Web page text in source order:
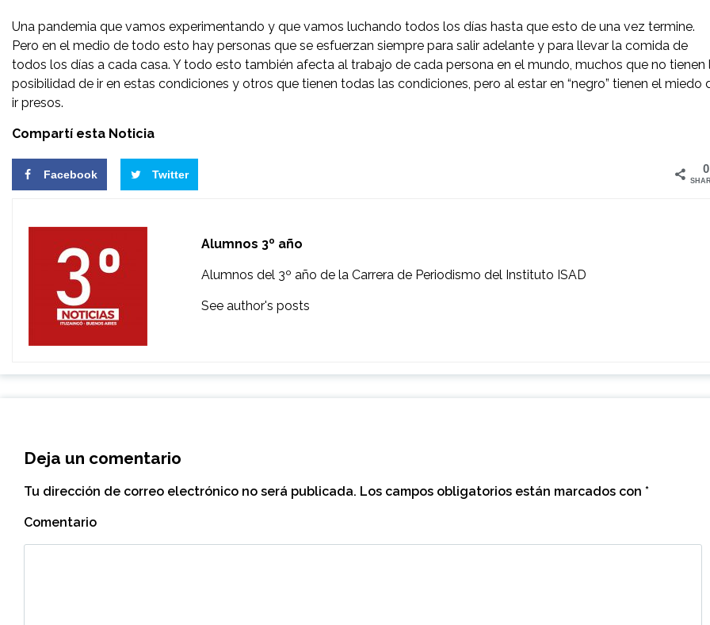
Una pandemia que vamos experimentando y que vamos luchando todos los días hasta que esto de una vez termine.
Pero en el medio de todo esto hay personas que se esfuerzan siempre para salir adelante y para llevar la comida de
todos los días a cada casa. Y todo esto también afecta al trabajo de cada persona en el mundo, muchos que no tienen
posibilidad de ir en estas condiciones y otros que tienen todas las condiciones, pero al estar en “negro” tienen el miedo
ir presos.
Compartí esta Noticia
Facebook Twitter 0
Alumnos 3º año
Alumnos del 3º año de la Carrera de Periodismo del Instituto ISAD
See author's posts
Deja un comentario
Tu dirección de correo electrónico no será publicada. Los campos obligatorios están marcados con *
Comentario